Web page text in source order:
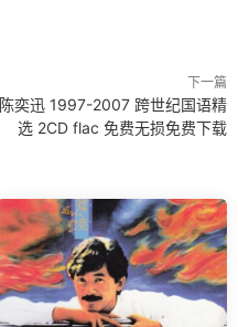
下一篇
陈奕迅 1997-2007 跨世纪国语精
选 2CD flac 免费无损免费下载